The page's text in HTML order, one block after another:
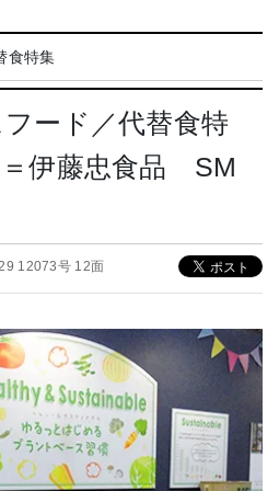
食特集
ード／代替食特
伊藤忠食品 SM
12073号 12面